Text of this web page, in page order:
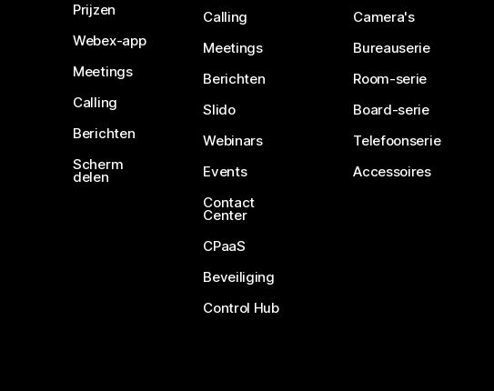
Prijzen
Webex-app
Meetings
Calling
Berichten
Scherm
delen
Calling
Meetings
Berichten
Slido
Webinars
Events
Contact
Center
CPaaS
Beveiliging
Control Hub
Camera's
Bureauserie
Room-serie
Board-serie
Telefoonserie
Accessoires